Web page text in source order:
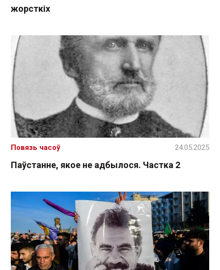
жорсткіх
Паўстанне, якое не адбылося. Частка 2
Повязь часоў 24.05.2025